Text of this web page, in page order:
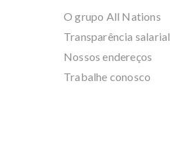
O grupo All Nations
Transparência salarial
Nossos endereços
Trabalhe conosco